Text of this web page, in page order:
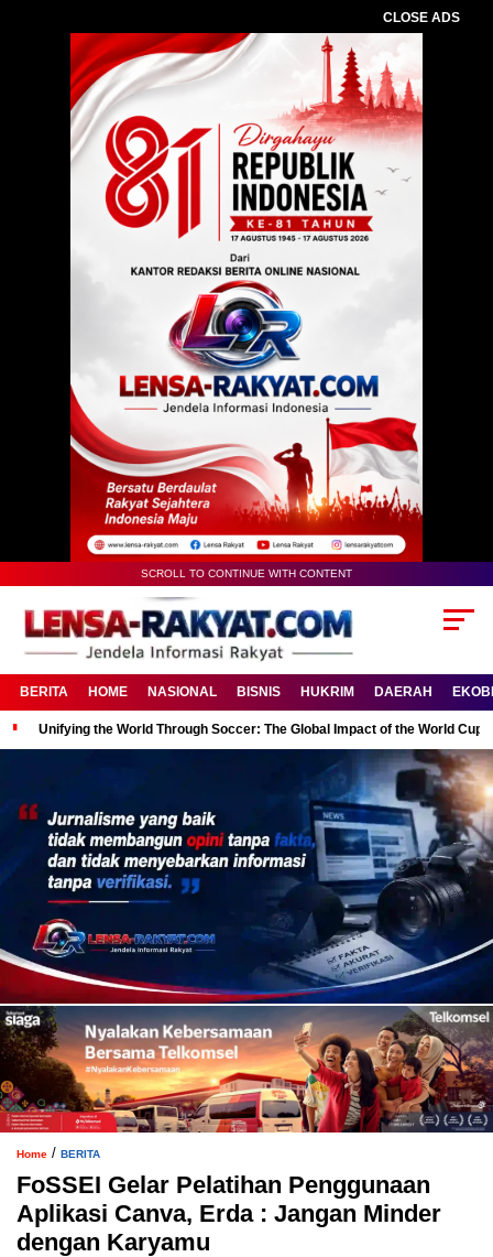
CLOSE ADS
SCROLL TO CONTINUE WITH CONTENT
BERITA HOME NASIONAL BISNIS HUKRIM DAERAH
Unifying the World Through Soccer: The Global Impact of the World Cup
Home / BERITA
FoSSEI Gelar Pelatihan Penggunaan
Aplikasi Canva, Erda : Jangan Minder
dengan Karyamu